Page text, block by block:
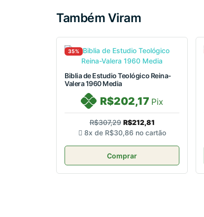
Também Viram
35%
Biblia de Estudio Teológico Reina-
Valera 1960 Media
R$202,17 Pix
R$307,29 R$212,81
8x de R$30,86 no cartão
Comprar